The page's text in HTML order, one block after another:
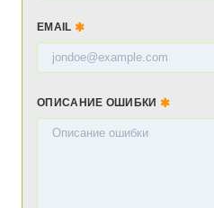
EMAIL
ОПИСАНИЕ ОШИБКИ